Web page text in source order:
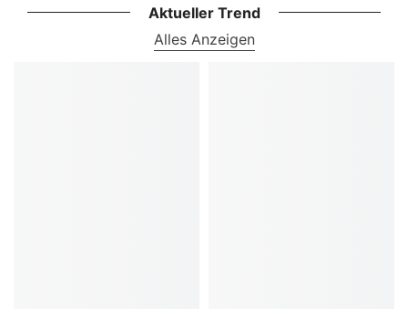
Aktueller Trend
Alles Anzeigen